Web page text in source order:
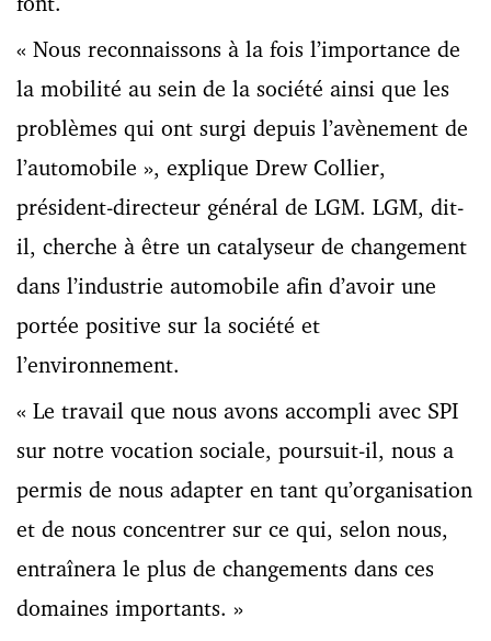
« Nous reconnaissons à la fois l’importance de
la mobilité au sein de la société ainsi que les
problèmes qui ont surgi depuis l’avènement de
l’automobile », explique Drew Collier,
président-directeur général de LGM. LGM, dit-
il, cherche à être un catalyseur de changement
dans l’industrie automobile afin d’avoir une
portée positive sur la société et
l’environnement.
« Le travail que nous avons accompli avec SPI
sur notre vocation sociale, poursuit-il, nous a
permis de nous adapter en tant qu’organisation
et de nous concentrer sur ce qui, selon nous,
entraînera le plus de changements dans ces
domaines importants. »